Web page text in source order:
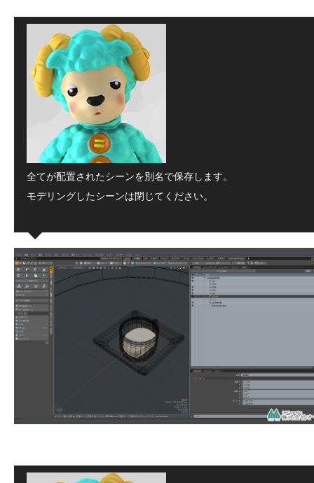
全てが配置されたシーンを別名で保存します。
モデリングしたシーンは閉じてください。